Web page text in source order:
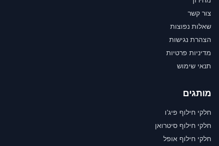
צור קשר
שאלות נפוצות
הצהרת נגישות
מדיניות פרטיות
תנאי שימוש
מותגים
חלקי חילוף פיג'ו
חלקי חילוף סיטרואן
חלקי חילוף אופל